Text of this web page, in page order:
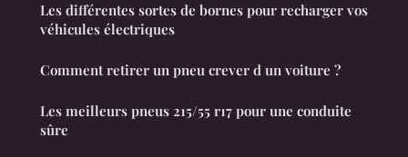
Les différentes sortes de bornes pour recharger vos
véhicules électriques
Comment retirer un pneu crever d un voiture ?
Les meilleurs pneus 215/55 r17 pour une conduite
sûre